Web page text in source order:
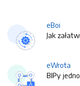
eBoi
Jak
eWrota
BIPy